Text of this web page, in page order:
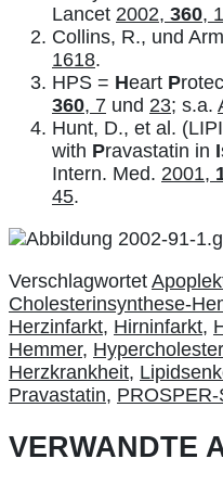
Lancet 2002, 360,
Collins, R., und
1618.
HPS = Heart P
360, 7 und 23; s.a.
Hunt, D., et al.
with Pravastatin in I
Intern. Med. 2001,
45.
Verschlagwortet
Cholesterinsynthese-
Herzinfarkt, Hirninfarkt,
Hemmer,
Herzkrankheit,
Pravastatin,
VERWANDTE